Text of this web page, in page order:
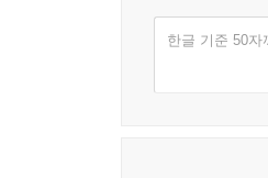
한글 기준 50자